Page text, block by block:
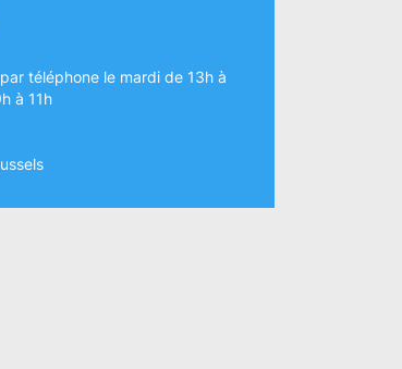
téléphone le mardi de 13h à
à 11h